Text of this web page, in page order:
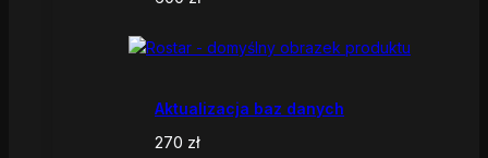
Aktualizacja baz danych
270 zł